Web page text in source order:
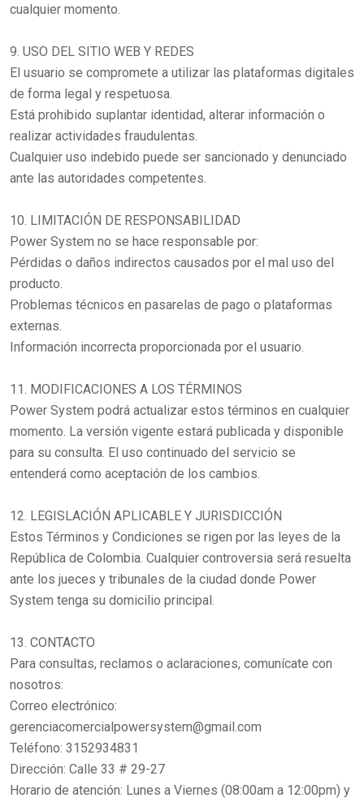
cualquier momento.
9. USO DEL SITIO WEB Y REDES
El usuario se compromete a utilizar las plataformas digitales
de forma legal y respetuosa.
Está prohibido suplantar identidad, alterar información o
realizar actividades fraudulentas.
Cualquier uso indebido puede ser sancionado y denunciado
ante las autoridades competentes.
10. LIMITACIÓN DE RESPONSABILIDAD
Power System no se hace responsable por:
Pérdidas o daños indirectos causados por el mal uso del
producto.
Problemas técnicos en pasarelas de pago o plataformas
externas.
Información incorrecta proporcionada por el usuario.
11. MODIFICACIONES A LOS TÉRMINOS
Power System podrá actualizar estos términos en cualquier
momento. La versión vigente estará publicada y disponible
para su consulta. El uso continuado del servicio se
entenderá como aceptación de los cambios.
12. LEGISLACIÓN APLICABLE Y JURISDICCIÓN
Estos Términos y Condiciones se rigen por las leyes de la
República de Colombia. Cualquier controversia será resuelta
ante los jueces y tribunales de la ciudad donde Power
System tenga su domicilio principal.
13. CONTACTO
Para consultas, reclamos o aclaraciones, comunícate con
nosotros:
Correo electrónico:
gerenciacomercialpowersystem@gmail.com
Teléfono: 3152934831
Dirección: Calle 33 # 29-27
Horario de atención: Lunes a Viernes (08:00am a 12:00pm) y